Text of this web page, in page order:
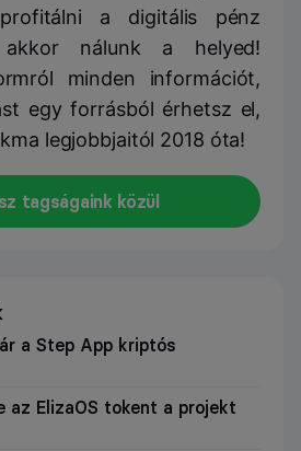
a digitális pénz
akkor nálunk a helyed!
minden információt,
egy forrásból érhetsz el,
legjobbjaitól 2018 óta!
tagságaink közül
a Step App kriptós
az ElizaOS tokent a projekt